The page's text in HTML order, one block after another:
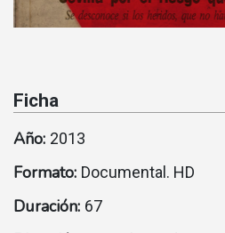
Ficha
Año: 2013
Formato: Documental. HD
Duración: 67